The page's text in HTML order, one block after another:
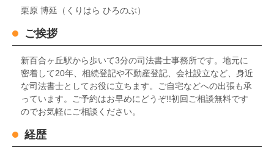
栗原 博延（くりはら ひろのぶ）
ご挨拶
新百合ヶ丘駅から歩いて3分の司法書士事務所です。地元に
密着して20年、相続登記や不動産登記、会社設立など、身近
な司法書士としてお役に立ちます。ご自宅などへの出張も承
っています。ご予約はお早めにどうぞ!!初回ご相談無料です
のでお気軽にご相談ください。
経歴